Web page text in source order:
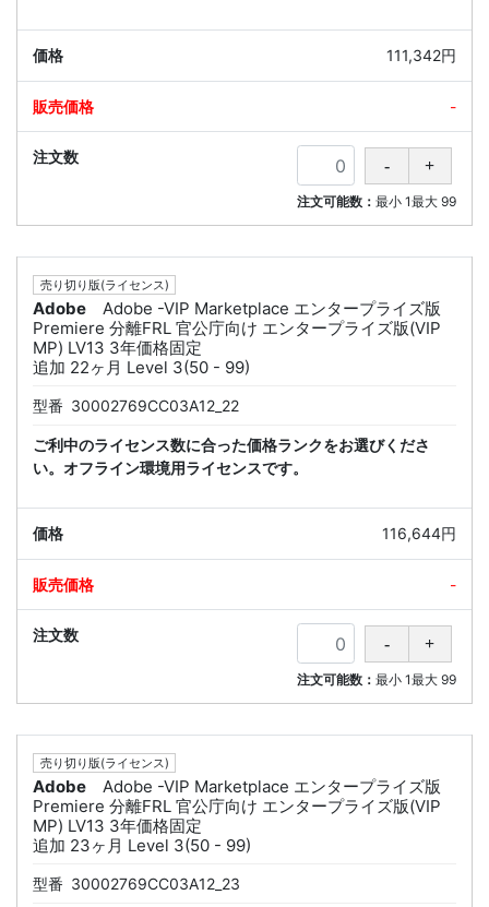
111,342円
-
注文可能数： 最小 1最大 99
売り切り版(ライセンス)
Adobe
Adobe -VIP Marketplace エンタープライズ版
Premiere 分離FRL 官公庁向け エンタープライズ版(VIP
MP) LV13 3年価格固定
追加 22ヶ月 Level 3(50 - 99)
型番 30002769CC03A12_22
ご利中のライセンス数に合った価格ランクをお選びくださ
い。オフライン環境用ライセンスです。
116,644円
-
注文可能数： 最小 1最大 99
売り切り版(ライセンス)
Adobe
Adobe -VIP Marketplace エンタープライズ版
Premiere 分離FRL 官公庁向け エンタープライズ版(VIP
MP) LV13 3年価格固定
追加 23ヶ月 Level 3(50 - 99)
型番 30002769CC03A12_23